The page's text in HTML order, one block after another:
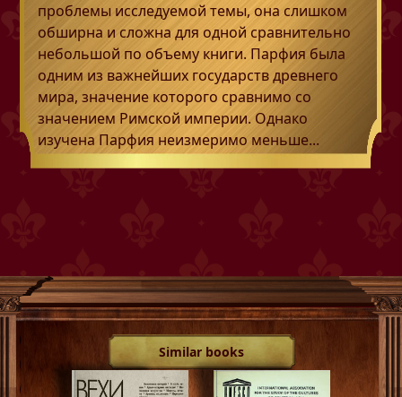
проблемы исследуемой темы, она слишком
обширна и сложна для одной сравнительно
небольшой по объему книги. Парфия была
одним из важнейших государств древнего
мира, значение которого сравнимо со
значением Римской империи. Однако
изучена Парфия неизмеримо меньше...
Similar books